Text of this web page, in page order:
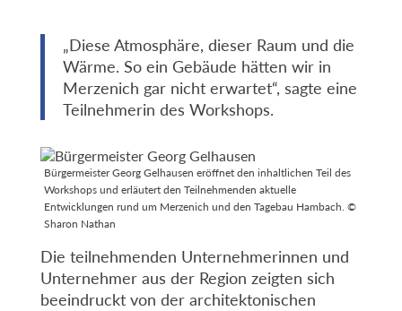
„Diese Atmosphäre, dieser Raum und die
Wärme. So ein Gebäude hätten wir in
Merzenich gar nicht erwartet“, sagte eine
Teilnehmerin des Workshops.
Bürgermeister Georg Gelhausen eröffnet den inhaltlichen Teil des
Workshops und erläutert den Teilnehmenden aktuelle
Entwicklungen rund um Merzenich und den Tagebau Hambach. ©
Sharon Nathan
Die teilnehmenden Unternehmerinnen und
Unternehmer aus der Region zeigten sich
beeindruckt von der architektonischen